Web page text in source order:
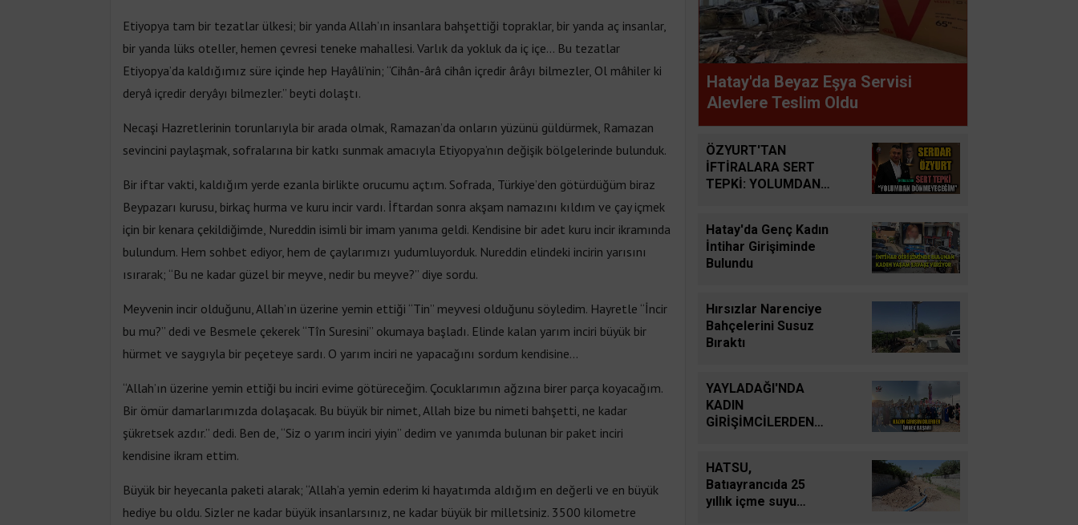
Etiyopya tam bir tezatlar ülkesi; bir yanda Allah’ın insanlara bahşettiği topraklar, bir yanda aç insanlar,
bir yanda lüks oteller, hemen çevresi teneke mahallesi. Varlık da yokluk da iç içe… Bu tezatlar
Etiyopya’da kaldığımız süre içinde hep Hayâli’nin; “Cihân-ârâ cihân içredir ârâyı bilmezler, Ol mâhiler ki
deryâ içredir deryâyı bilmezler.” beyti dolaştı.
Necaşi Hazretlerinin torunlarıyla bir arada olmak, Ramazan’da onların yüzünü güldürmek, Ramazan
sevincini paylaşmak, sofralarına bir katkı sunmak amacıyla Etiyopya’nın değişik bölgelerinde bulunduk.
Bir iftar vakti, kaldığım yerde ezanla birlikte orucumu açtım. Sofrada, Türkiye’den götürdüğüm biraz
Beypazarı kurusu, birkaç hurma ve kuru incir vardı. İftardan sonra akşam namazını kıldım ve çay içmek
için bir kenara çekildiğimde, Nureddin isimli bir imam yanıma geldi. Kendisine bir adet kuru incir ikramında
bulundum. Hem sohbet ediyor, hem de çaylarımızı yudumluyorduk. Nureddin elindeki incirin yarısını
ısırarak; “Bu ne kadar güzel bir meyve, nedir bu meyve?” diye sordu.
Meyvenin incir olduğunu, Allah’ın üzerine yemin ettiği “Tin” meyvesi olduğunu söyledim. Hayretle “İncir
bu mu?” dedi ve Besmele çekerek “Tîn Suresini” okumaya başladı. Elinde kalan yarım inciri büyük bir
hürmet ve saygıyla bir peçeteye sardı. O yarım inciri ne yapacağını sordum kendisine…
“Allah’ın üzerine yemin ettiği bu inciri evime götüreceğim. Çocuklarımın ağzına birer parça koyacağım.
Bir ömür damarlarımızda dolaşacak. Bu büyük bir nimet, Allah bize bu nimeti bahşetti, ne kadar
şükretsek azdır.” dedi. Ben de, “Siz o yarım inciri yiyin” dedim ve yanımda bulunan bir paket inciri
kendisine ikram ettim.
Büyük bir heyecanla paketi alarak; “Allah’a yemin ederim ki hayatımda aldığım en değerli ve en büyük
hediye bu oldu. Sizler ne kadar büyük insanlarsınız, ne kadar büyük bir milletsiniz. 3500 kilometre
OLUR
Süleyman GÖKSU
Zaferler Ayı Ağustos
AYNI ENKAZIN TOZUNU
YUTTUK...
İsmail Cingöz
Yarım Kalan Stratejik
Hayallerden Küresel
Savunma Sanayiinin
Tarihsel Yolculuğu
Enerji Jeopolitiğinde Yeni
Bir Dönem: Kerkük’ten
Ceyhan’a Stratejik
Ahmet Süreyya DURNA
SARAYKENT’TE ŞİİR
Hatay'da Beyaz Eşya Servisi
Alevlere Teslim Oldu
ÖZYURT'TAN
İFTİRALARA SERT
TEPKİ: YOLUMDAN
Hatay'da Genç Kadın
İntihar Girişiminde
Bulundu
Hırsızlar Narenciye
Bahçelerini Susuz
Bıraktı
YAYLADAĞI'NDA
KADIN
GİRİŞİMCİLERDEN
HATSU,
Batıayrancıda 25
yıllık içme suyu